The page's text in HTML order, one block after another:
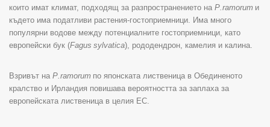
които имат климат, подходящ за разпространението на P ramorum и
където има податливи растения-гостоприемници. Има много
популярни водове между потенциалните гостоприемници, като
европейски бук (Fagus sylvatica), рододендрон, камелия и калина.
Взривът на P ramorum по японската лиственица в Обединеното
кралство и Ирландия повишава вероятността за заплаха за
европейската лиственица в целия ЕС.